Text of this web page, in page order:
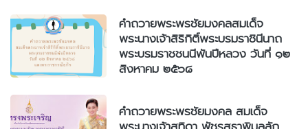
คำถวายพระพรชัยมงคลสมเด็จ
พระนางเจ้าสิริกิติ์พระบรมราชินีนาถ
พระบรมราชชนนีพันปีหลวง วันที่ ๑๒
สิงหาคม ๒๕๖๘
คำถวายพระพรชัยมงคล สมเด็จ